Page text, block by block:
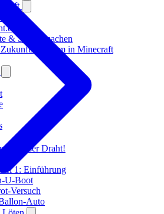
& Selber machen
Zukunftsmuseum in Minecraft
Heißer Draht!
1: Einführung
U-Boot
Versuch
Auto